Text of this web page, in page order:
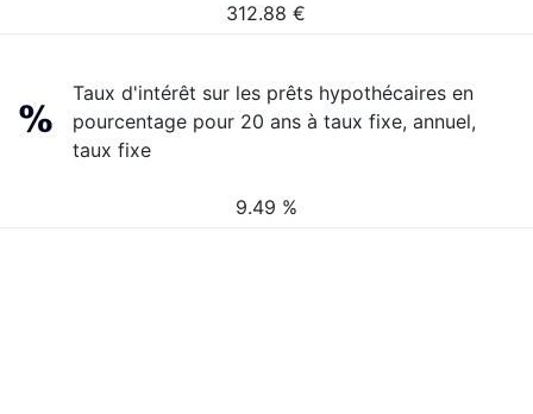
312.88 €
Taux d'intérêt sur les prêts hypothécaires en
pourcentage pour 20 ans à taux fixe, annuel,
taux fixe
9.49 %